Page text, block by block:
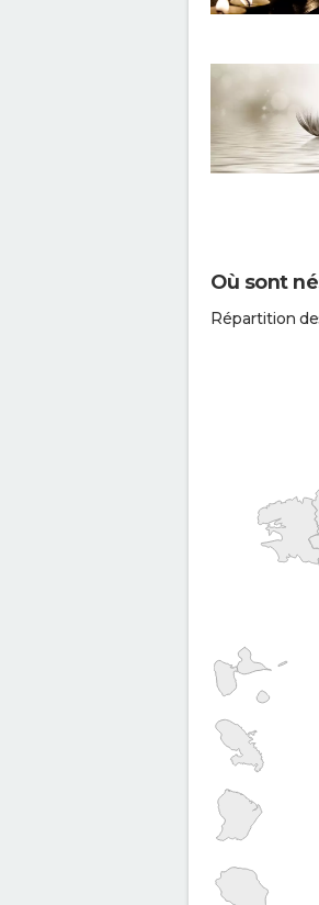
Où sont
Répartition